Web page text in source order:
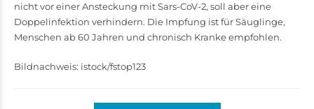
nicht vor einer Ansteckung mit Sars-CoV-2, soll aber eine
Doppelinfektion verhindern. Die Impfung ist für Säuglinge,
Menschen ab 60 Jahren und chronisch Kranke empfohlen.
Bildnachweis: istock/fstop123